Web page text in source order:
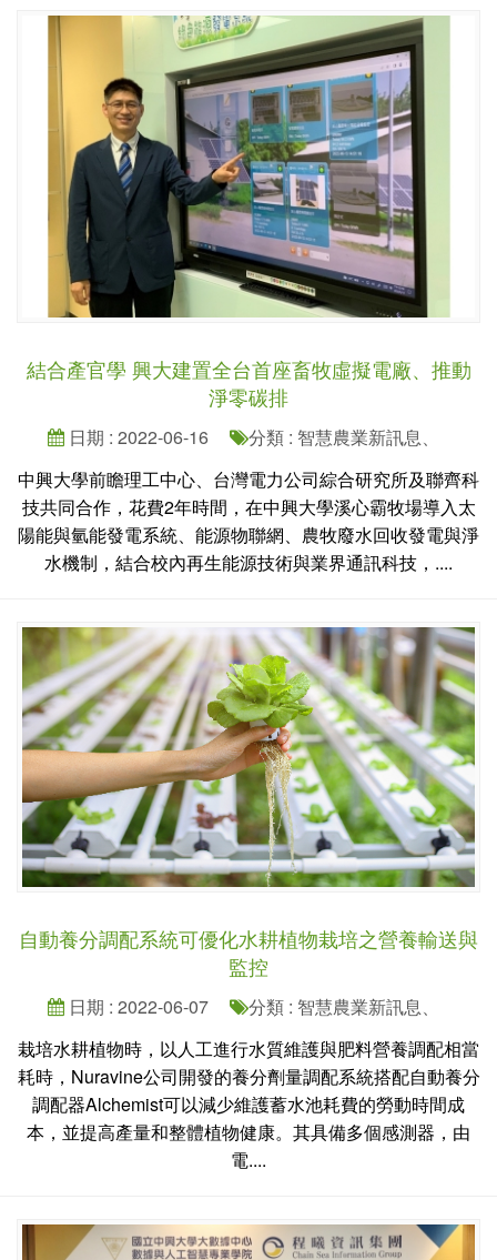
結合產官學 興大建置全台首座畜牧虛擬電廠、推動
淨零碳排
日期 : 2022-06-16
分類 : 智慧農業新訊息、
中興大學前瞻理工中心、台灣電力公司綜合研究所及聯齊科
技共同合作，花費2年時間，在中興大學溪心霸牧場導入太
陽能與氫能發電系統、能源物聯網、農牧廢水回收發電與淨
水機制，結合校內再生能源技術與業界通訊科技，....
自動養分調配系統可優化水耕植物栽培之營養輸送與
監控
日期 : 2022-06-07
分類 : 智慧農業新訊息、
栽培水耕植物時，以人工進行水質維護與肥料營養調配相當
耗時，Nuravine公司開發的養分劑量調配系統搭配自動養分
調配器Alchemist可以減少維護蓄水池耗費的勞動時間成
本，並提高產量和整體植物健康。其具備多個感測器，由
電....